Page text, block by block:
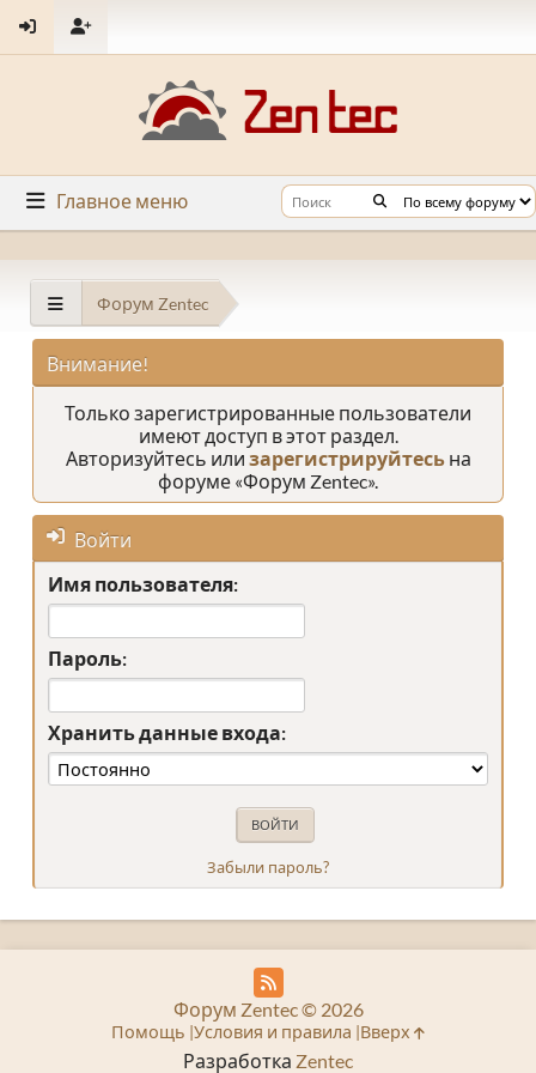
Главное меню
Форум Zentec
Внимание!
Только зарегистрированные пользователи
имеют доступ в этот раздел.
Авторизуйтесь или зарегистрируйтесьна
форуме «Форум Zentec».
Войти
Имя пользователя:
Пароль:
Хранить данные входа:
Забыли пароль?
Разработка Zentec
Форум Zentec © 2026
Помощь Условия и правила Вверх